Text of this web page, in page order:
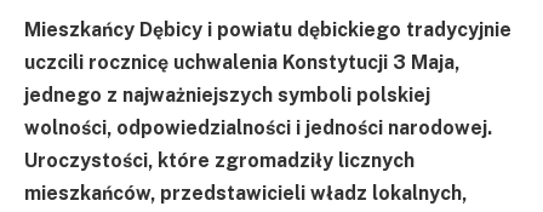
Mieszkańcy Dębicy i powiatu dębickiego tradycyjnie
uczcili rocznicę uchwalenia Konstytucji 3 Maja,
jednego z najważniejszych symboli polskiej
wolności, odpowiedzialności i jedności narodowej.
Uroczystości, które zgromadziły licznych
mieszkańców, przedstawicieli władz lokalnych,